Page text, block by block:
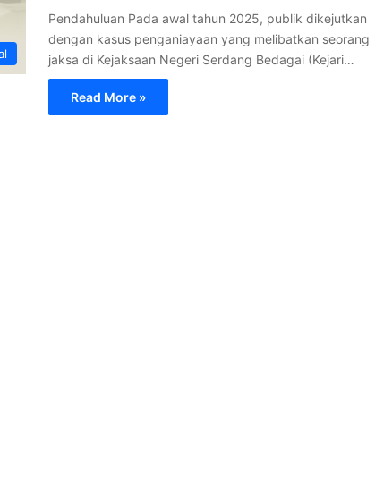
Pendahuluan Pada awal tahun 2025, publik dikejutkan
dengan kasus penganiayaan yang melibatkan seorang
jaksa di Kejaksaan Negeri Serdang Bedagai (Kejari…
Read More »